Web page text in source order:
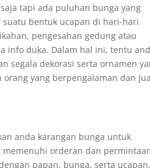
tapi ada puluhan bunga yang
bentuk ucapan di hari-hari
pengesahan gedung atau
info duka. Dalam hal ini, tentu
segala dekorasi serta ornamen
yang berpengalaman dan
anda karangan bunga untuk
memenuhi orderan dan
papan, bunga, serta ucapan.